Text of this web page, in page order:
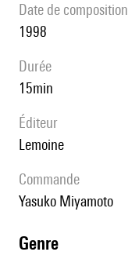
date de composition
1998
durée
15min
éditeur
Lemoine
Commande
Yasuko Miyamoto
genre